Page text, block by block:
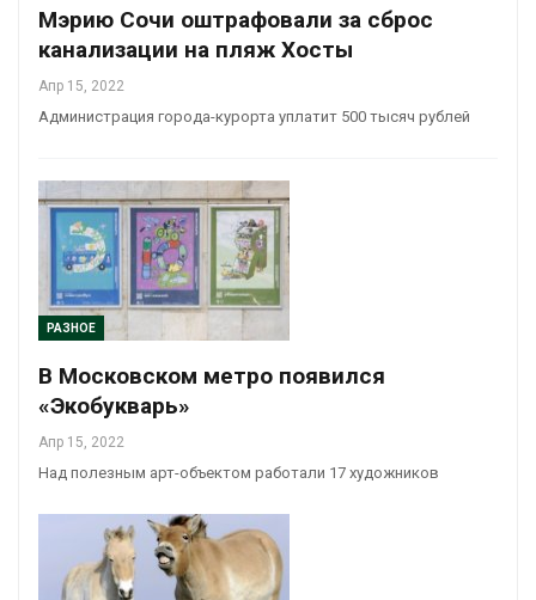
Мэрию Сочи оштрафовали за сброс
канализации на пляж Хосты
Апр 15, 2022
Администрация города-курорта уплатит 500 тысяч рублей
РАЗНОЕ
В Московском метро появился
«Экобукварь»
Апр 15, 2022
Над полезным арт-объектом работали 17 художников